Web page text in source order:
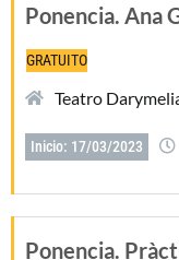
Ponencia. Ana
GRATUITO
Teatro
Inicio: 17/03/2023
Ponencia.